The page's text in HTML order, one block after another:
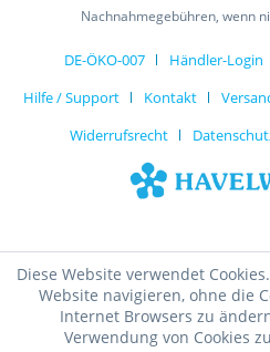
Nachnahmegebühren, wenn
DE-ÖKO-007 Händler-Login
Hilfe / Support
Kontakt
Widerrufsrecht
Diese Website verwendet
Website navigieren, ohne die
Internet Browsers zu
Verwendung von Cookies